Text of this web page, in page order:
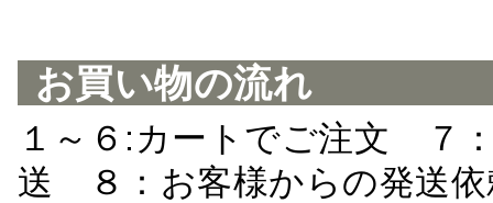
お買い物の流れ
１～６:カートでご注文 ７
送 ８：お客様からの発送